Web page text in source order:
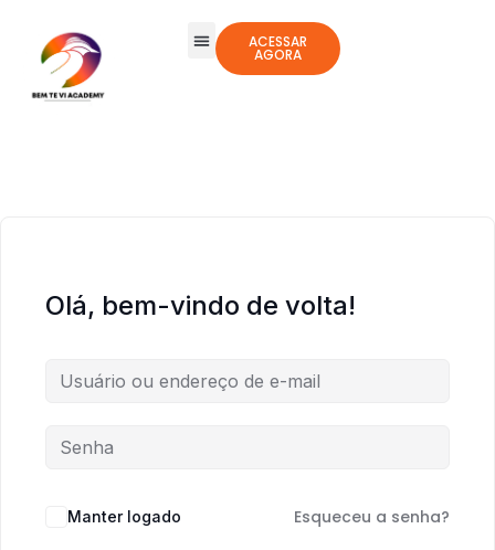
ACESSAR
AGORA
Olá, bem-vindo de volta!
Manter logado Esqueceu a senha?